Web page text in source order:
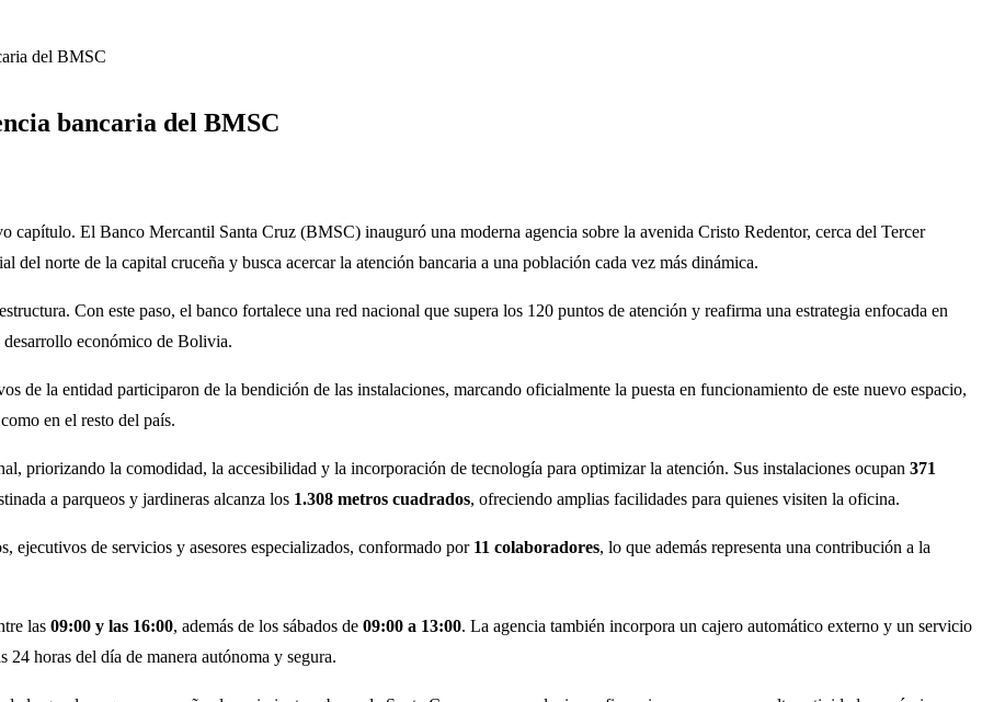
del BMSC
bancaria del BMSC
capítulo. El Banco Mercantil Santa Cruz (BMSC) inauguró una moderna agencia sobre la avenida Cristo Redentor, cerca del Tercer
norte de la capital cruceña y busca acercar la atención bancaria a una población cada vez más dinámica.
Con este paso, el banco fortalece una red nacional que supera los 120 puntos de atención y reafirma una estrategia enfocada en
económico de Bolivia.
de la entidad participaron de la bendición de las instalaciones, marcando oficialmente la puesta en funcionamiento de este nuevo espacio,
en el resto del país.
priorizando la comodidad, la accesibilidad y la incorporación de tecnología para optimizar la atención. Sus instalaciones ocupan 371
a parqueos y jardineras alcanza los 1.308 metros cuadrados, ofreciendo amplias facilidades para quienes visiten la oficina.
ejecutivos de servicios y asesores especializados, conformado por 11 colaboradores, lo que además representa una contribución a la
las 09:00 y las 16:00, además de los sábados de 09:00 a 13:00. La agencia también incorpora un cajero automático externo y un servicio
24 horas del día de manera autónoma y segura.